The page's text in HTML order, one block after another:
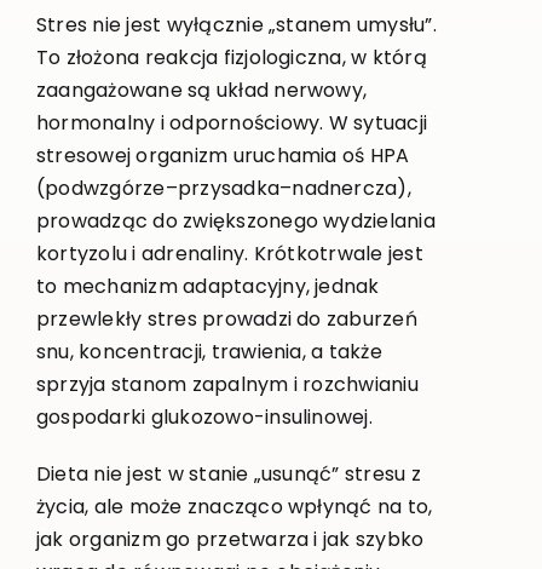
Stres nie jest wyłącznie „stanem umysłu”.
To złożona reakcja fizjologiczna, w którą
zaangażowane są układ nerwowy,
hormonalny i odpornościowy. W sytuacji
stresowej organizm uruchamia oś HPA
(podwzgórze–przysadka–nadnercza),
prowadząc do zwiększonego wydzielania
kortyzolu i adrenaliny. Krótkotrwale jest
to mechanizm adaptacyjny, jednak
przewlekły stres prowadzi do zaburzeń
snu, koncentracji, trawienia, a także
sprzyja stanom zapalnym i rozchwianiu
gospodarki glukozowo-insulinowej.
Dieta nie jest w stanie „usunąć” stresu z
życia, ale może znacząco wpłynąć na to,
jak organizm go przetwarza i jak szybko